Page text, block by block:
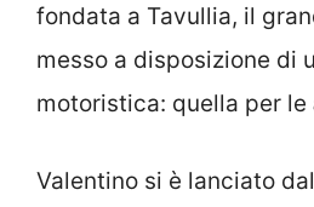
fondata a Tavullia, il
messo a disposizione di
motoristica: quella per le
Valentino si è lanciato